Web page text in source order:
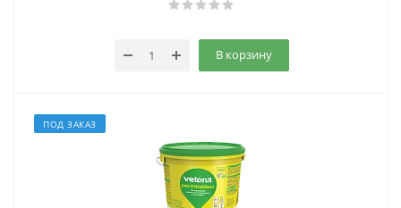
В корзину
ПОД ЗАКАЗ